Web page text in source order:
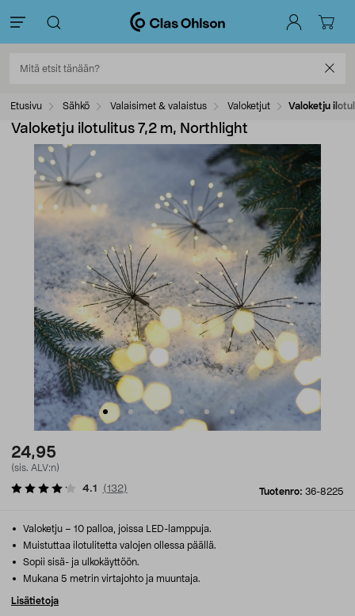
Etusivu Sähkö Valaisimet & valaistus Valoketjut Valoketju
Valoketju ilotulitus 7,2 m, Northlight
24,95
(sis. ALV:n)
Tuotenro: 36-8225
4.1 (132)
Valoketju – 10 palloa, joissa LED-lamppuja.
Muistuttaa ilotulitetta valojen ollessa päällä.
Sopii sisä- ja ulkokäyttöön.
Mukana 5 metrin virtajohto ja muuntaja.
Lisätietoja